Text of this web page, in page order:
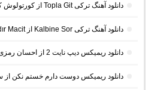
دانلود آهنگ ترکی Topla Git از کورتولوش کوش
دانلود آهنگ ترکی Kalbine Sor از Bahadır Macit و Tunahan Sakar
دانلود ریمیکس دیپ نایت 2 از احسان رمزی (ریمیکس طولانی غمگین)
دانلود ریمیکس دوست دارم خستم نکن از